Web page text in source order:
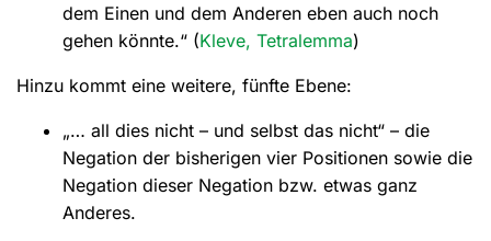
dem Einen und dem Anderen eben auch noch
gehen könnte.“ (Kleve, Tetralemma)
Hinzu kommt eine weitere, fünfte Ebene:
„… all dies nicht – und selbst das nicht“ – die
Negation der bisherigen vier Positionen sowie die
Negation dieser Negation bzw. etwas ganz
Anderes.